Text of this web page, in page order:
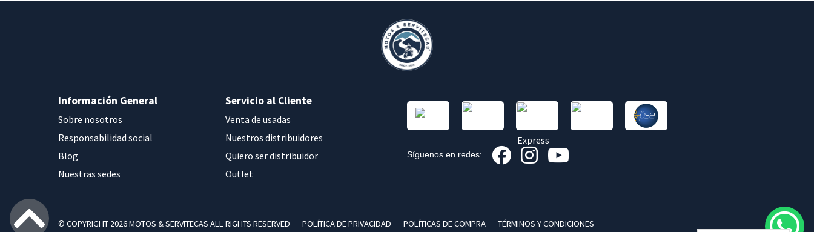
Información General
Sobre nosotros
Responsabilidad social
Blog
Nuestras sedes
Servicio al Cliente
Venta de usadas
Nuestros distribuidores
Quiero ser distribuidor
Outlet
Síguenos en redes:
© COPYRIGHT 2026 MOTOS & SERVITECAS ALL RIGHTS RESERVED POLÍTICA DE PRIVACIDAD POLÍTICAS DE COMPRA TÉRMINOS Y CONDICIONES